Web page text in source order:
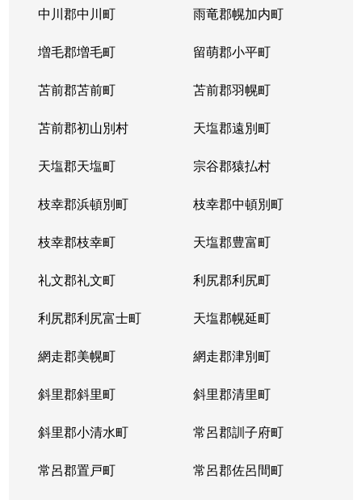
中川郡中川町 雨竜郡幌加内町
増毛郡増毛町 留萌郡小平町
苫前郡苫前町 苫前郡羽幌町
苫前郡初山別村 天塩郡遠別町
天塩郡天塩町 宗谷郡猿払村
枝幸郡浜頓別町 枝幸郡中頓別町
枝幸郡枝幸町 天塩郡豊富町
礼文郡礼文町 利尻郡利尻町
利尻郡利尻富士町 天塩郡幌延町
網走郡美幌町 網走郡津別町
斜里郡斜里町 斜里郡清里町
斜里郡小清水町 常呂郡訓子府町
常呂郡置戸町 常呂郡佐呂間町